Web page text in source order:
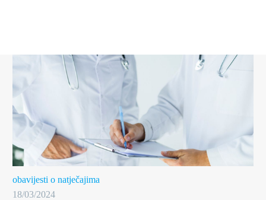
obavijesti o natječajima
18/03/2024